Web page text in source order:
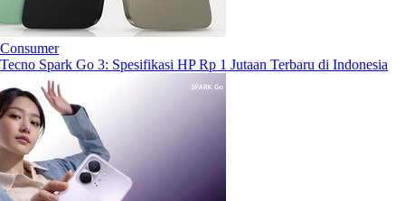
Consumer
Tecno Spark Go 3: Spesifikasi HP Rp 1 Jutaan Terbaru di Indonesia